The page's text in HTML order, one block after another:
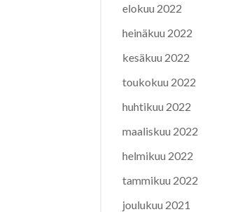
elokuu 2022
heinäkuu 2022
kesäkuu 2022
toukokuu 2022
huhtikuu 2022
maaliskuu 2022
helmikuu 2022
tammikuu 2022
joulukuu 2021